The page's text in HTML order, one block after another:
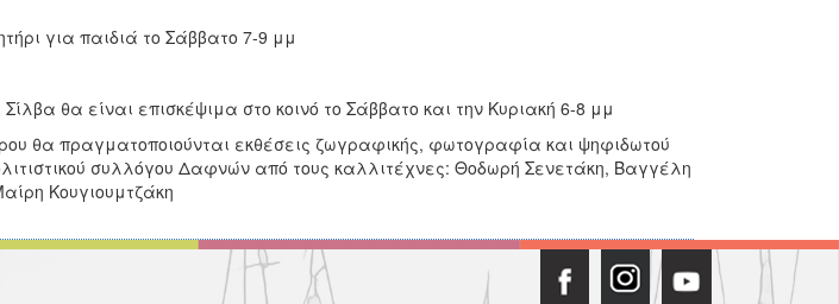
για παιδιά το Σάββατο 7-9 μμ
θα είναι επισκέψιμα στο κοινό το Σάββατο και την Κυριακή 6-8 μμ
θα πραγματοποιούνται εκθέσεις ζωγραφικής, φωτογραφία και ψηφιδωτού
συλλόγου Δαφνών από τους καλλιτέχνες: Θοδωρή Σενετάκη, Βαγγέλη
Κουγιουμτζάκη